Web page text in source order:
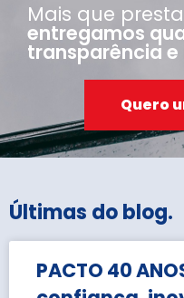
Mais que
entregamos
transparência
Quero
Últimas do blog.
PACTO 40